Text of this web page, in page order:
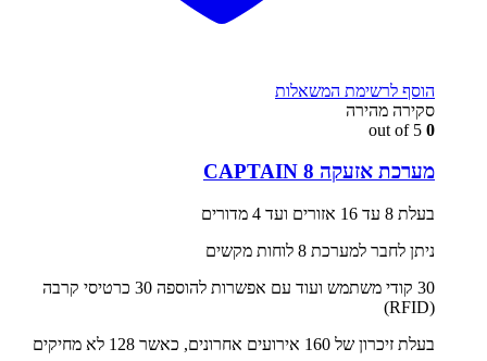
הוסף לרשימת המשאלות
סקירה מהירה
0
מערכת אזעקה CAPTAIN 8
בעלת 8 עד 16 אזורים ועד 4 מדורים
ניתן לחבר למערכת 8 לוחות מקשים
30 קודי משתמש ועוד עם אפשרות להוספה 30 כרטיסי קרבה
(RFID)
בעלת זיכרון של 160 אירועים אחרונים, כאשר 128 לא מחיקים